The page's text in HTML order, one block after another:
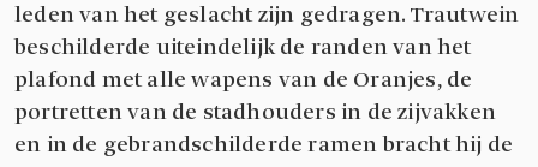
leden van het geslacht zijn gedragen. Trautwein
beschilderde uiteindelijk de randen van het
plafond met alle wapens van de Oranjes, de
portretten van de stadhouders in de zijvakken
en in de gebrandschilderde ramen bracht hij de